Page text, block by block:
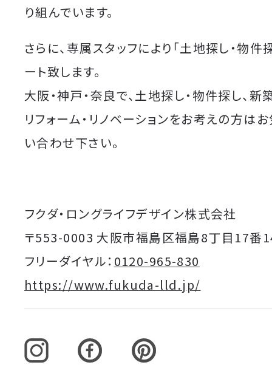
り組んでいます。
さらに、専属スタッフにより「土地探し・物件
ート致します。
大阪・神戸・奈良で、土地探し・物件探し、新
リフォーム・リノベーションをお考えの方は
い合わせ下さい。
フクダ・ロングライフデザイン株式会社
〒553-0003 大阪市福島区福島8丁目17番
フリーダイヤル： 0120-965-830
https://www.fukuda-lld.jp/